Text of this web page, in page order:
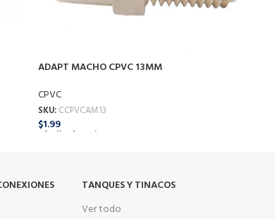
ADAPT MACHO CPVC 13MM
CPVC
SKU: CCPVCAM13
$1.99
Añadir Al Carrito
TANQUES Y TINACOS
Ver todo